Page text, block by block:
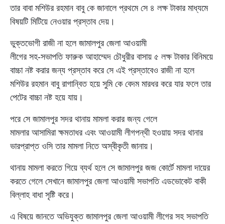
তার বাবা মশিউর রহমান বাবু কে জানালে প্রথমে সে ৪ লক্ষ টাকার মাধ্যমে
বিষয়টি মিটিয়ে নেওয়ার প্রস্তাব দেয়।
ভুক্তভোগী রাজী না হলে জামালপুর জেলা আওয়ামী
লীগের সহ-সভাপতি ফারুক আহাম্মেদ চৌধুরীর বাসায় ৫ লক্ষ টাকার বিনিময়ে
বাচ্চা নষ্ট করার জন্য প্রস্তাব করে সে এই প্রস্তাবেও রাজী না হলে
মশিউর রহমান বাবু রাগান্বিত হয়ে সুমি কে বেদম মারধর করে যার ফলে তার
পেটের বাচ্চা নষ্ট হয়ে যায়।
পরে সে জামালপুর সদর থানায় মামলা করার জন্য গেলে
মামলার আসামিরা ক্ষমতাধর এবং আওয়ামী লীগপন্থী হওয়ায় সদর থানার
ভারপ্রাপ্ত ওসি তার মামলা নিতে অস্বীকৃতী জানায়।
থানায় মামলা করতে গিয়ে ব্যর্থ হলে সে জামালপুর জজ কোর্টে মামলা দায়ের
করতে গেলে সেখানে জামালপুর জেলা আওয়ামী সভাপতি এডভোকেট বাকী
বিল্লাহ বাধা সৃষ্টি করে।
এ বিষয়ে জানতে অভিযুক্ত জামালপুর জেলা আওয়ামী লীগের সহ সভাপতি